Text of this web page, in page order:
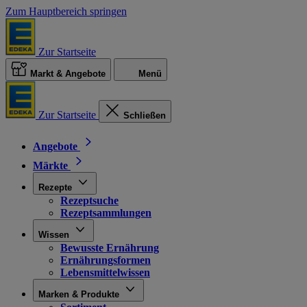
Zum Hauptbereich springen
Zur Startseite
Markt & Angebote Menü
Zur Startseite Schließen
Angebote
Märkte
Rezepte
Rezeptsuche
Rezeptsammlungen
Wissen
Bewusste Ernährung
Ernährungsformen
Lebensmittelwissen
Marken & Produkte